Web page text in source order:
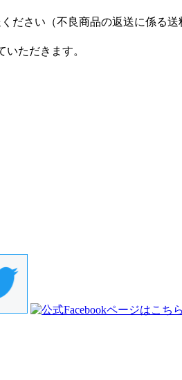
ださい（不良商品の返送に係る
ただきます。